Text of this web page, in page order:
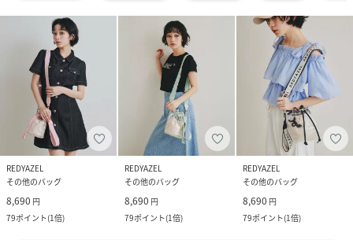
REDYAZEL
その他のバッグ
8,690 円
79ポイント(1倍)
REDYAZEL
その他のバッグ
8,690 円
79ポイント(1倍)
REDYAZEL
その他のバッグ
8,690 円
79ポイント(1倍)